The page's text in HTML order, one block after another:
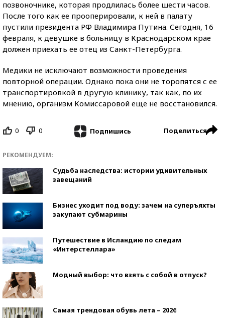
позвоночнике, которая продлилась более шести часов.
После того как ее прооперировали, к ней в палату
пустили президента РФ Владимира Путина. Сегодня, 16
февраля, к девушке в больницу в Краснодарском крае
должен приехать ее отец из Санкт-Петербурга.
Медики не исключают возможности проведения
повторной операции. Однако пока они не торопятся с ее
транспортировкой в другую клинику, так как, по их
мнению, организм Комиссаровой еще не восстановился.
0 0 Подпишись Поделиться
РЕКОМЕНДУЕМ:
Судьба наследства: истории удивительных
завещаний
Бизнес уходит под воду: зачем на суперъяхты
закупают субмарины
Путешествие в Исландию по следам
«Интерстеллара»
Модный выбор: что взять с собой в отпуск?
Самая трендовая обувь лета – 2026